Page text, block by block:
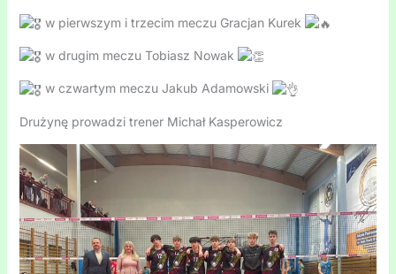
w pierwszym i trzecim meczu Gracjan Kurek
w drugim meczu Tobiasz Nowak
w czwartym meczu Jakub Adamowski
Drużynę prowadzi trener Michał Kasperowicz